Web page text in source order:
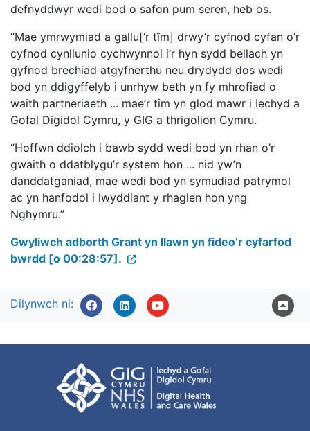
defnyddwyr wedi bod o safon pum seren, heb os.
“Mae ymrwymiad a gallu[’r tîm] drwy’r cyfnod cyfan o’r
cyfnod cynllunio cychwynnol i’r hyn sydd bellach yn
gyfnod brechiad atgyfnerthu neu drydydd dos wedi
bod yn ddigyffelyb i unrhyw beth yn fy mhrofiad o
waith partneriaeth ... mae’r tîm yn glod mawr i Iechyd a
Gofal Digidol Cymru, y GIG a thrigolion Cymru.
“Hoffwn ddiolch i bawb sydd wedi bod yn rhan o’r
gwaith o ddatblygu’r system hon ... nid yw’n
danddatganiad, mae wedi bod yn symudiad patrymol
ac yn hanfodol i lwyddiant y rhaglen hon yng
Nghymru.”
Gwyliwch adborth Grant yn llawn yn fideo’r cyfarfod
bwrdd [o 00:28:57].
Dilynwch ni: